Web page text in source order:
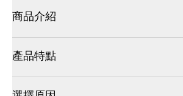
商品介紹
產品特點